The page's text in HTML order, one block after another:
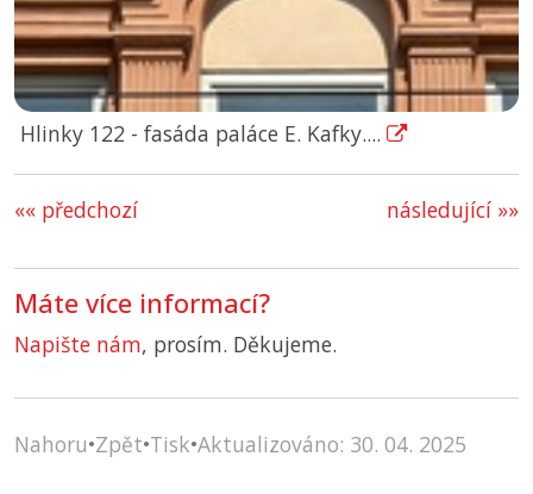
Hlinky 122 - fasáda paláce E. Kafky....
«« předchozí následující »»
Máte více informací?
Napište nám, prosím. Děkujeme.
Nahoru•Zpět•Tisk•Aktualizováno: 30. 04. 2025